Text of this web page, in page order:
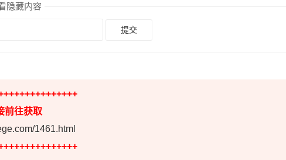
隐藏内容
前往获取
1461.html